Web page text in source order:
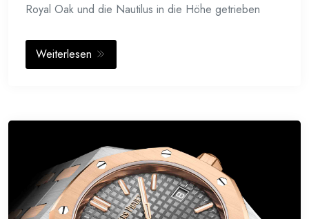
Royal Oak und die Nautilus in die Höhe getrieben
Weiterlesen